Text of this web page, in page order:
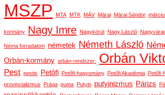
MSZP MTA MTK MÁV Márai Márai Sándor
kormány Nagy Imre Nagykörút Nagy László
Néma forradalom németek Németh László
Orbán-kormány orbán-rendszer: Orbán
Pest pestis Petőfi Petőfi-hagyomány Petőfi Akadémia Petőfi
provincializmus Prága puma Putyin putyinizmus Párizs